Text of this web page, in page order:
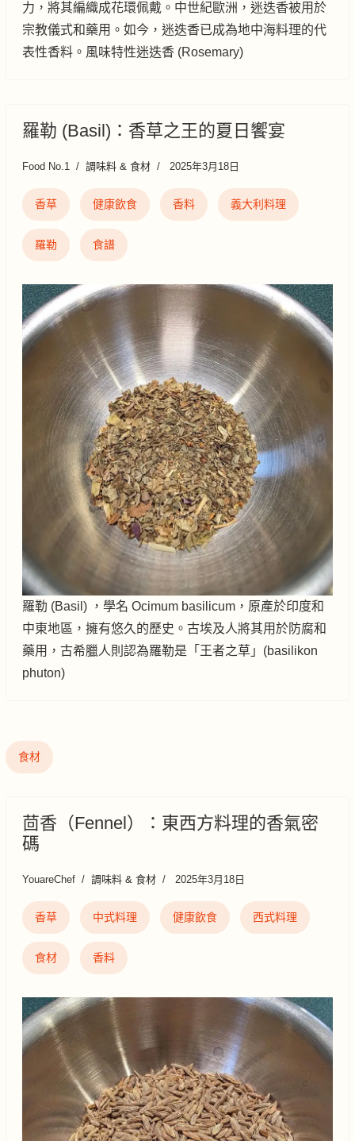
力，將其編織成花環佩戴。中世紀歐洲，迷迭香被用於
宗教儀式和藥用。如今，迷迭香已成為地中海料理的代
表性香料。風味特性迷迭香 (Rosemary)
羅勒 (Basil)：香草之王的夏日饗宴
Food No.1 調味料 & 食材 2025年3月18日
香草 健康飲食 香料 義大利料理
羅勒 食譜
羅勒 (Basil) ，學名 Ocimum basilicum，原產於印度和
中東地區，擁有悠久的歷史。古埃及人將其用於防腐和
藥用，古希臘人則認為羅勒是「王者之草」(basilikon
phuton)
食材
茴香（Fennel）：東西方料理的香氣密
碼
YouareChef 調味料 & 食材 2025年3月18日
香草 中式料理 健康飲食 西式料理
食材 香料